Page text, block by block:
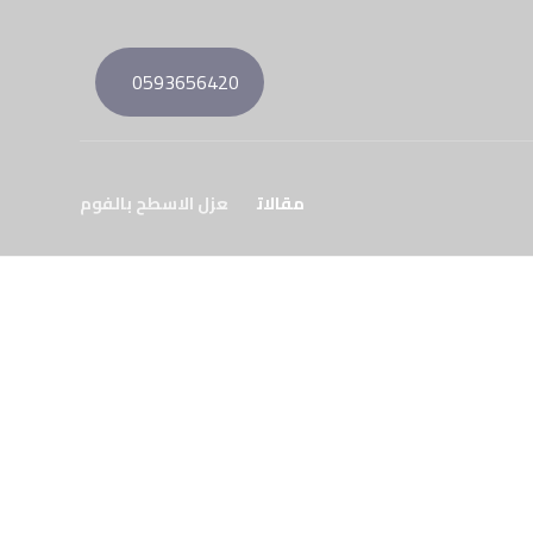
0593656420
مقالات عزل الاسطح بالفوم